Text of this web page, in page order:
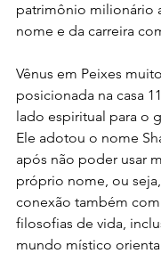
patrimônio milionário
nome e da carreira
Vênus em Peixes
posicionada na casa
lado espiritual para o
Ele adotou o nome
após não poder usar
próprio nome, ou
conexão também
filosofias de vida,
mundo místico